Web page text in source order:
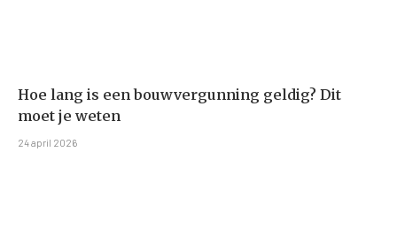
Hoe lang is een bouwvergunning geldig? Dit
moet je weten
24 april 2026